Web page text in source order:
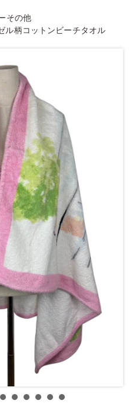
その他
ル柄コットンビーチタオル